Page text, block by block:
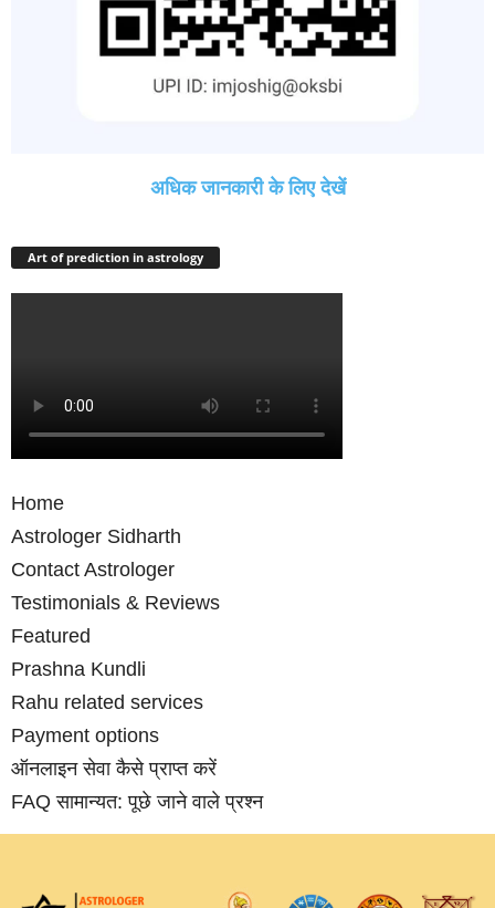
अधिक जानकारी के लिए देखें
Art of prediction in astrology
Home
Astrologer Sidharth
Contact Astrologer
Testimonials & Reviews
Featured
Prashna Kundli
Rahu related services
Payment options
ऑनलाइन सेवा कैसे प्राप्‍त करें
FAQ सामान्‍यत: पूछे जाने वाले प्रश्‍न